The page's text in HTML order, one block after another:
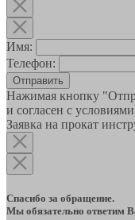
Имя:
Телефон:
Отправить
Нажимая кнопку
и согласен с условиями
Заявка на прокат
Спасибо за обращение.
Мы обязательно ответим